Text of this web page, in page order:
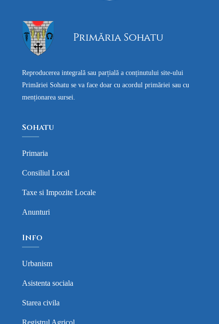
Reproducerea integrală sau parțială a conținutului site-ului
Primăriei Sohatu se va face doar cu acordul primăriei sau cu
menționarea sursei.
Sohatu
Primaria
Consiliul Local
Taxe si Impozite Locale
Anunturi
Info
Urbanism
Asistenta sociala
Starea civila
Registrul Agricol